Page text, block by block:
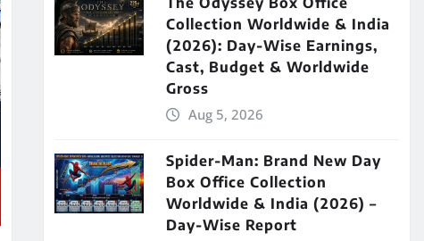
Collection Worldwide & India
(2026): Day-Wise Earnings,
Cast, Budget & Worldwide
Gross
Aug 5, 2026
Spider-Man: Brand New Day
Box Office Collection
Worldwide & India (2026) –
Day-Wise Report